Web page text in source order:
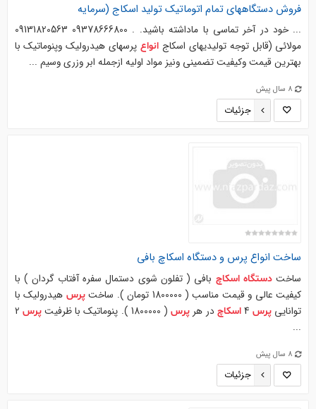
فروش دستگاههای تمام اتوماتیک تولید اسکاج (سرمایه
... خود در آخر تماسی با ماداشته باشید. . 09378666800 09131820563
مولائی (قابل توجه تولیدیهای اسکاج انواعپرسهای هیدرولیک وپنوماتیک با
بهترین قیمت وکیفیت تضمینی ونیز مواد اولیه ازجمله ابر وزری وسیم ...
8 سال پیش
جزئیات
ساخت انواع پرس و دستگاه اسکاچبافی
ساخت دستگاه اسکاچ بافی ( تفلون شوی دستمال سفره آفتاب گردان ) با
کیفیت عالی و قیمت مناسب ( 1800000 تومان ). ساخت
پرس هیدرولیک با
توانایی پرس4 اسکاچ در هر پرس( 1800000 ). پنوماتیک با ظرفیت پرس 2
...
8 سال پیش
جزئیات